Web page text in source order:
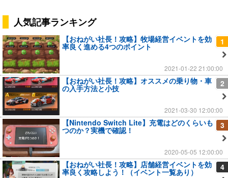
人気記事ランキング
1
【おねがい社長！攻略】牧場経営イベントを効
率良く進める4つのポイント
2021-01-22 21:00:00
2
【おねがい社長！攻略】オススメの乗り物・車
の入手方法と小技
2021-03-30 12:00:00
3
【Nintendo Switch Lite】充電はどのくらいも
つのか？実機で確認！
2020-05-05 12:00:00
4
【おねがい社長！攻略】店舗経営イベントを効
率良く攻略しよう！（イベント一覧あり）